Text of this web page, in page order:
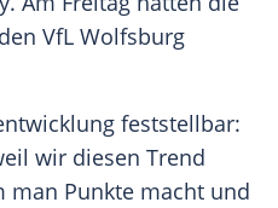
VfL Wolfsburg
feststellbar:
wir diesen Trend
man Punkte macht und